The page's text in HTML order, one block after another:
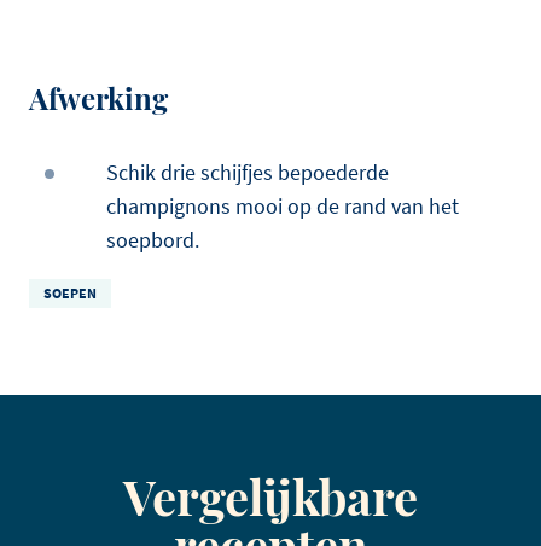
Afwerking
Schik drie schijfjes bepoederde
champignons mooi op de rand van het
soepbord.
SOEPEN
Vergelijkbare